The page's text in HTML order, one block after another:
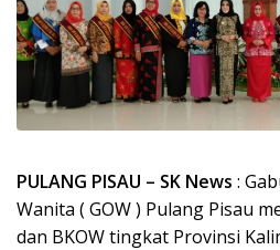
PULANG PISAU – SK News :
Wanita ( GOW ) Pulang Pisau
dan BKOW tingkat Provinsi